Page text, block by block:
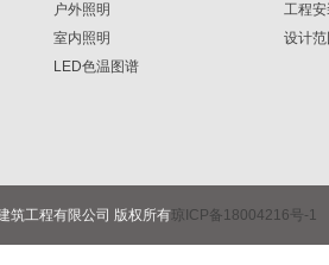
户外照明
室内照明
LED色温图谱
工程
设计
筑工程有限公司 版权所有琼ICP备18004216号-1